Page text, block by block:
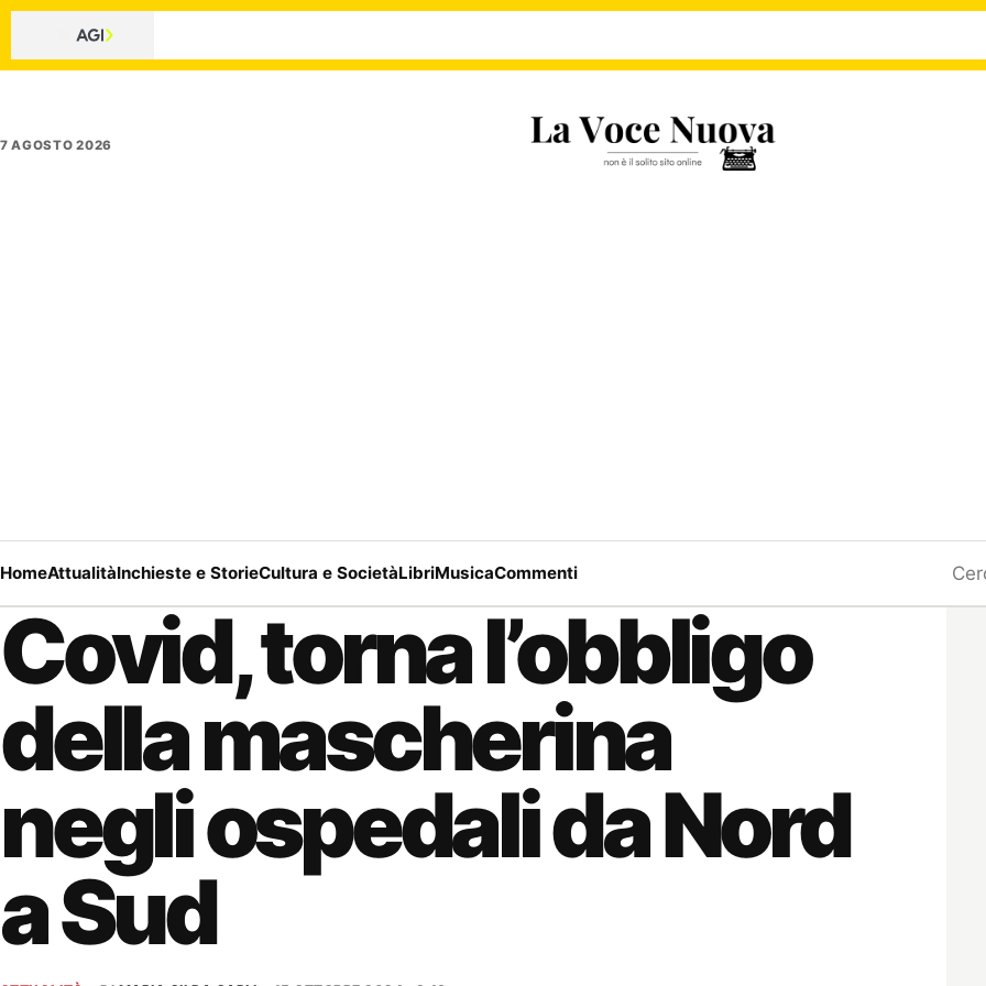
7 AGOSTO 2026
HomeAttualitàInchieste e StorieCultura e SocietàLibriMusicaCommenti
Covid, torna l’obbligo
della mascherina
negli ospedali da Nord
a Sud